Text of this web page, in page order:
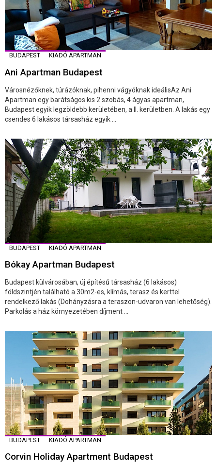
BUDAPEST KIADÓ APARTMAN
Ani Apartman Budapest
Városnézőknek, túrázóknak, pihenni vágyóknak ideálisAz Ani
Apartman egy barátságos kis 2 szobás, 4 ágyas apartman,
Budapest egyik legzöldebb kerületében, a II. kerületben. A lakás egy
csendes 6 lakásos társasház egyik ...
BUDAPEST KIADÓ APARTMAN
Bókay Apartman Budapest
Budapest külvárosában, új építésű társasház (6 lakásos)
földszintjén található a 30m2-es, klímás, terasz és kerttel
rendelkező lakás (Dohányzásra a teraszon-udvaron van lehetőség).
Parkolás a ház környezetében díjment ...
BUDAPEST KIADÓ APARTMAN
Corvin Holiday Apartment Budapest